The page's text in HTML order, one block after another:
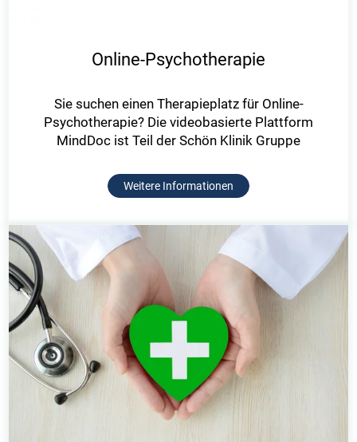
Online-Psychotherapie
Sie suchen einen Therapieplatz für Online-
Psychotherapie? Die videobasierte Plattform
MindDoc ist Teil der Schön Klinik Gruppe
Weitere Informationen